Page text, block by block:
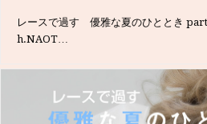
レースで過す 優雅な夏のひととき
h.NAOT…